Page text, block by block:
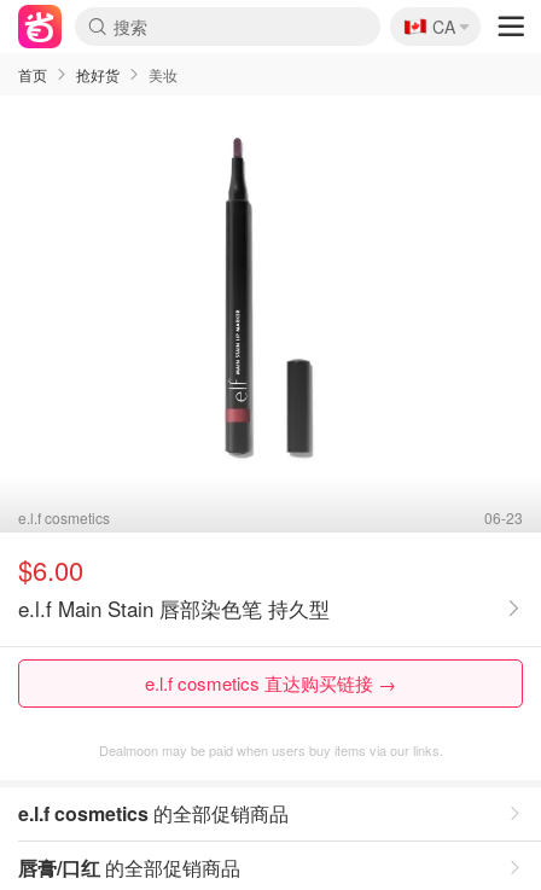
🇨🇦
CA
首页 抢好货 美妆
e.l.f cosmetics 06-23
$6.00
e.l.f Main Stain 唇部染色笔 持久型
e.l.f cosmetics 直达购买链接 →
Dealmoon may be paid when users buy items via our links.
e.l.f cosmetics 的全部促销商品
唇膏/口红 的全部促销商品